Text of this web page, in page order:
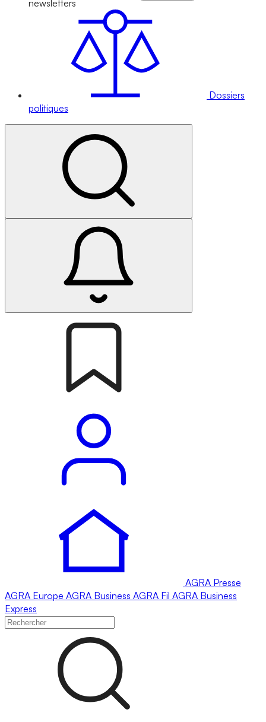
newsletters
Dossiers
politiques
AGRA Presse
AGRA Europe AGRA Business AGRA Fil AGRA Business
Express